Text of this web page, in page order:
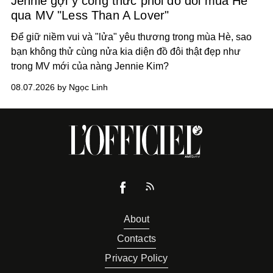
qua MV "Less Than A Lover"
Để giữ niềm vui và "lửa" yêu thương trong mùa Hè, sao
bạn không thử cùng nửa kia diện đồ đôi thật đẹp như
trong MV mới của nàng Jennie Kim?
08.07.2026 by Ngọc Linh
About
Contacts
Privacy Policy